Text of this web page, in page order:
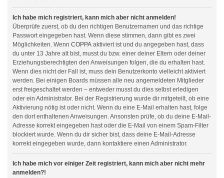
Ich habe mich registriert, kann mich aber nicht anmelden!
Überprüfe zuerst, ob du den richtigen Benutzernamen und das richtige
Passwort eingegeben hast. Wenn diese stimmen, dann gibt es zwei
Möglichkeiten. Wenn COPPA aktiviert ist und du angegeben hast, dass
du unter 13 Jahre alt bist, musst du bzw. einer deiner Eltern oder deiner
Erziehungsberechtigten den Anweisungen folgen, die du erhalten hast.
Wenn dies nicht der Fall ist, muss dein Benutzerkonto vielleicht aktiviert
werden. Bei einigen Boards müssen alle neu angemeldeten Mitglieder
erst freigeschaltet werden – entweder musst du dies selbst erledigen
oder ein Administrator. Bei der Registrierung wurde dir mitgeteilt, ob eine
Aktivierung nötig ist oder nicht. Wenn du eine E-Mail erhalten hast, folge
den dort enthaltenen Anweisungen. Ansonsten prüfe, ob du deine E-Mail-
Adresse korrekt eingegeben hast oder die E-Mail von einem Spam-Filter
blockiert wurde. Wenn du dir sicher bist, dass deine E-Mail-Adresse
korrekt eingegeben wurde, dann kontaktiere einen Administrator.
Ich habe mich vor einiger Zeit registriert, kann mich aber nicht mehr
anmelden?!